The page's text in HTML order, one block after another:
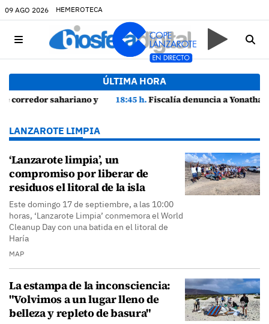
09 AGO 2026 HEMEROTECA
ÚLTIMA HORA
18:45 h.Fiscalía denuncia a Yonathan de León y a Echedey Eugenio por presuntas anomalías en contratos festivos
LANZAROTE LIMPIA
‘Lanzarote limpia’, un
compromiso por liberar de
residuos el litoral de la isla
Este domingo 17 de septiembre, a las 10:00
horas, ‘Lanzarote Limpia’ conmemora el World
Cleanup Day con una batida en el litoral de
Haría
MAP
La estampa de la inconsciencia:
"Volvimos a un lugar lleno de
belleza y repleto de basura"